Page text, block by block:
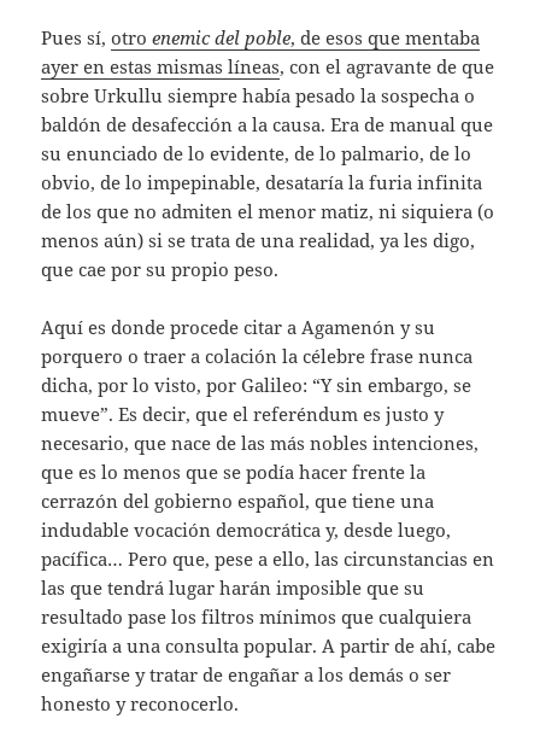
Pues sí,otroenemic del poble, de esos que mentaba
ayer en estas mismas líneas, con el agravante de que
sobre Urkullu siempre había pesado la sospecha o
baldón de desafección a la causa. Era de manual que
su enunciado de lo evidente, de lo palmario, de lo
obvio, de lo impepinable, desataría la furia infinita
de los que no admiten el menor matiz, ni siquiera (o
menos aún) si se trata de una realidad, ya les digo,
que cae por su propio peso.
Aquí es donde procede citar a Agamenón y su
porquero o traer a colación la célebre frase nunca
dicha, por lo visto, por Galileo: “Y sin embargo, se
mueve”. Es decir, que el referéndum es justo y
necesario, que nace de las más nobles intenciones,
que es lo menos que se podía hacer frente la
cerrazón del gobierno español, que tiene una
indudable vocación democrática y, desde luego,
pacífica… Pero que, pese a ello, las circunstancias en
las que tendrá lugar harán imposible que su
resultado pase los filtros mínimos que cualquiera
exigiría a una consulta popular. A partir de ahí, cabe
engañarse y tratar de engañar a los demás o ser
honesto y reconocerlo.